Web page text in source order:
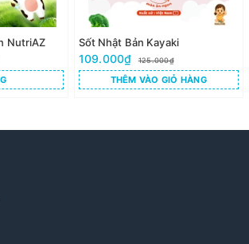
NutriAZ Sốt Nhật Bản Kayaki
109.000₫ 125.000₫
THÊM VÀO GIỎ HÀNG